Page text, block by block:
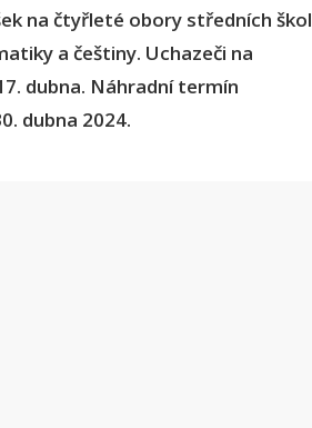
na čtyřleté obory středních škol
a češtiny. Uchazeči na
dubna. Náhradní termín
dubna 2024.